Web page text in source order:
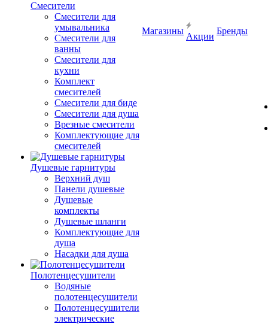
Смесители
Смесители для
умывальника
Смесители для
ванны
Смесители для
кухни
Комплект
смесителей
Смесители для биде
Смесители для душа
Врезные смесители
Комплектующие для
смесителей
Душевые гарнитуры
Верхний душ
Панели душевые
Душевые
комплекты
Душевые шланги
Комплектующие для
душа
Насадки для душа
Полотенцесушители
Водяные
полотенцесушители
Полотенцесушители
электрические
Магазины
Акции
Бренды